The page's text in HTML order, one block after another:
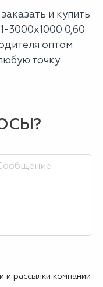
и купить
3000х1000 0,60
оптом
точку
и рассылки компании